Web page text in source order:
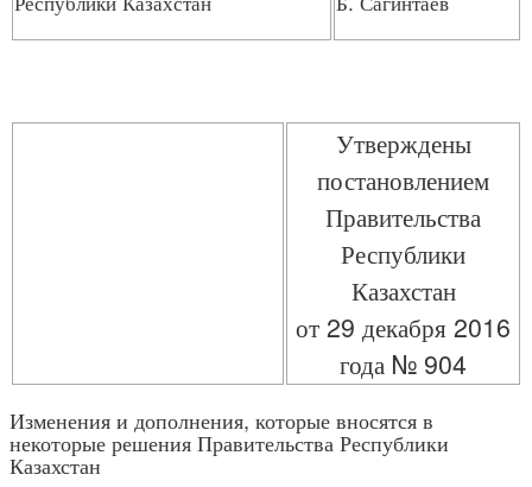
Утверждены
постановлением
Правительства
Республики
Казахстан
от 29 декабря 2016
года № 904
Изменения и дополнения, которые вносятся в
некоторые решения Правительства Республики
Казахстан